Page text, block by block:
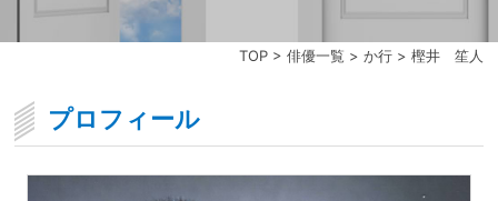
TOP> 俳優一覧 > か行> 樫井 笙人
プロフィール